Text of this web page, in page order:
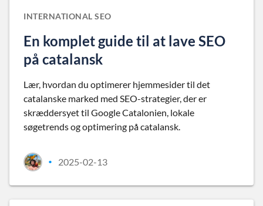
INTERNATIONAL SEO
En komplet guide til at lave SEO
på catalansk
Lær, hvordan du optimerer hjemmesider til det
catalanske marked med SEO-strategier, der er
skræddersyet til Google Catalonien, lokale
søgetrends og optimering på catalansk.
• 2025-02-13